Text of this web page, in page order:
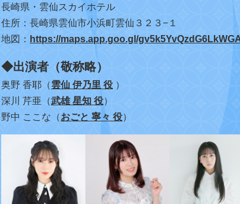
長崎県・雲仙スカイホテル
住所：長崎県雲仙市小浜町雲仙３２３−１
地図： https://maps.app.goo.gl/
◆出演者（敬称略）
奥野 香耶（雲仙 伊乃里 役 ）
深川 芹亜（武雄 星知 役）
野中 ここな（おごと 寧々 役）